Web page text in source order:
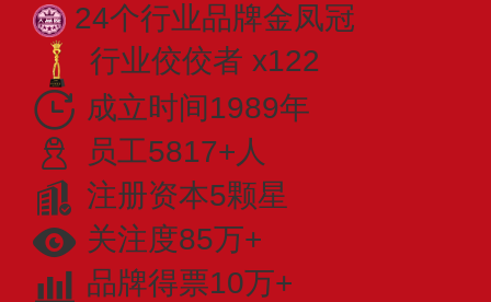
24个行业品牌金凤冠
行业佼佼者 x122
成立时间1989年
员工5817+人
注册资本5颗星
关注度85万+
品牌得票10万+